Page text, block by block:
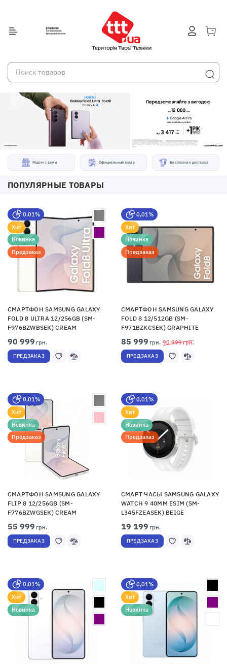
Рядом с вами Официальный товар Бесплатная доставка
ПОПУЛЯРНЫЕ ТОВАРЫ
0,01%
Хит
Новинка
Предзаказ
СМАРТФОН SAMSUNG GALAXY
FOLD 8 ULTRA 12/256GB (SM-
F976BZWBSEK) CREAM
90 999 грн.
ПРЕДЗАКАЗ
0,01%
Хит
Новинка
Предзаказ
СМАРТФОН SAMSUNG GALAXY
FOLD 8 12/512GB (SM-
F971BZKCSEK) GRAPHITE
90 999грн.
85 999 грн.
ПРЕДЗАКАЗ
0,01%
Хит
Новинка
Предзаказ
СМАРТФОН SAMSUNG GALAXY
FLIP 8 12/256GB (SM-
F776BZWGSEK) CREAM
55 999 грн.
ПРЕДЗАКАЗ
0,01%
Хит
Новинка
Предзаказ
СМАРТ ЧАСЫ SAMSUNG GALAXY
WATCH 9 40MM ESIM (SM-
L345FZEASEK) BEIGE
19 199 грн.
ПРЕДЗАКАЗ
0,01%
Хит
Новинка
0,01%
Хит
Новинка